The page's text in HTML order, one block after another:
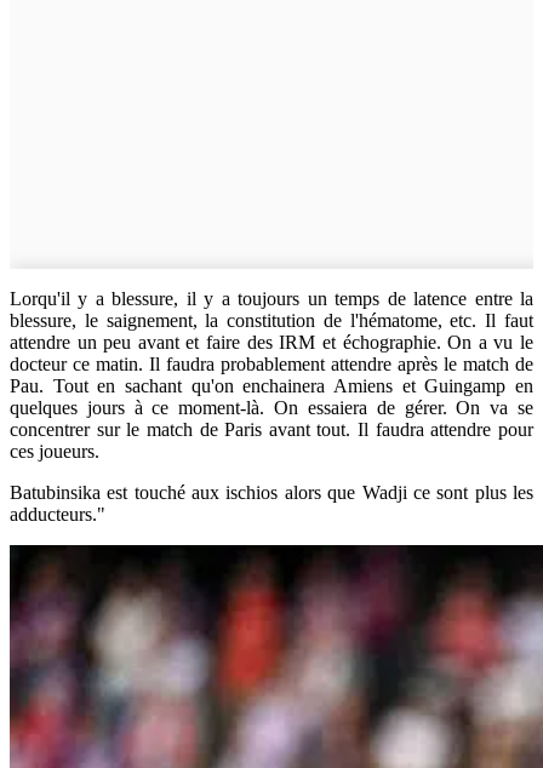
Lorqu'il y a blessure, il y a toujours un temps de latence entre la
blessure, le saignement, la constitution de l'hématome, etc. Il faut
attendre un peu avant et faire des IRM et échographie. On a vu le
docteur ce matin. Il faudra probablement attendre après le match de
Pau. Tout en sachant qu'on enchainera Amiens et Guingamp en
quelques jours à ce moment-là. On essaiera de gérer. On va se
concentrer sur le match de Paris avant tout. Il faudra attendre pour
ces joueurs.
Batubinsika est touché aux ischios alors que Wadji ce sont plus les
adducteurs."